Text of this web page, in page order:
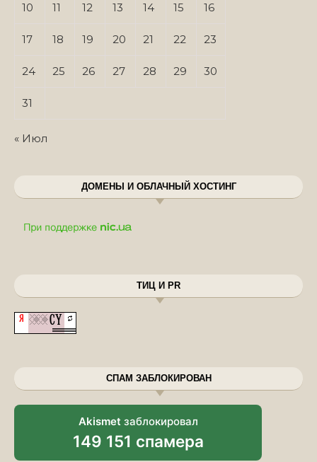
10 11 12 13 14 15 16
17 18 19 20 21 22 23
24 25 26 27 28 29 30
31
« Июл
ДОМЕНЫ И ОБЛАЧНЫЙ ХОСТИНГ
ТИЦ И PR
СПАМ ЗАБЛОКИРОВАН
Akismet заблокировал
149 151 спамера